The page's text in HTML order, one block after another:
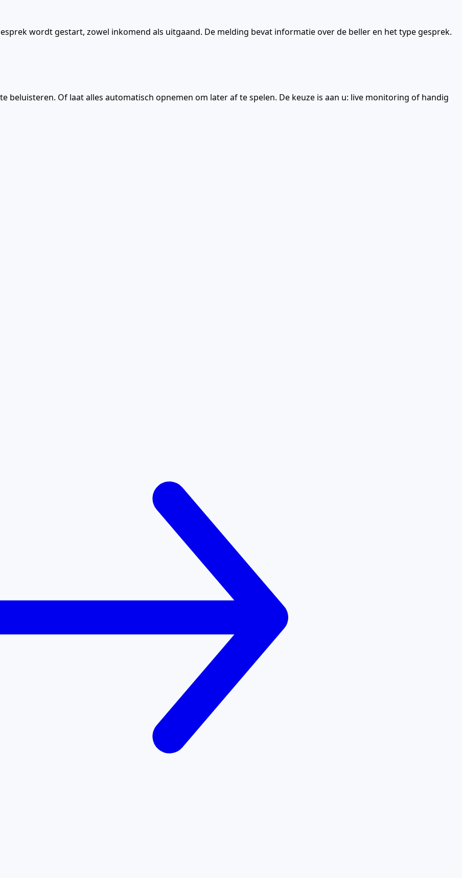
wordt gestart, zowel inkomend als uitgaand. De melding bevat informatie over de beller en het type gesprek.
beluisteren. Of laat alles automatisch opnemen om later af te spelen. De keuze is aan u: live monitoring of handig